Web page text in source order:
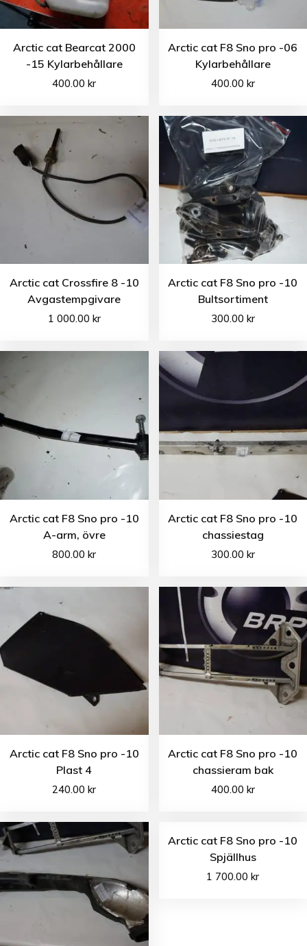
Arctic cat Bearcat 2000
-15 Kylarbehållare
400.00kr
Arctic cat F8 Sno pro -06
Kylarbehållare
400.00 kr
Arctic cat Crossfire 8 -10
Avgastempgivare
1 000.00 kr
Arctic cat F8 Sno pro -10
Bultsortiment
300.00 kr
Arctic cat F8 Sno pro -10
A-arm, övre
800.00kr
Arctic cat F8 Sno pro -10
chassiestag
300.00 kr
Arctic cat F8 Sno pro -10
Plast 4
240.00kr
Arctic cat F8 Sno pro -10
chassieram bak
400.00 kr
Arctic cat F8 Sno pro -10
Spjällhus
1 700.00kr